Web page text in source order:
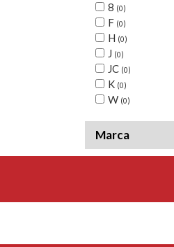
8 (0)
F (0)
H (0)
J (0)
JC (0)
K (0)
W (0)
Marca